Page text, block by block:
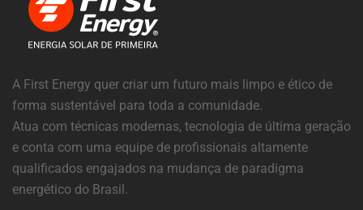
A First Energy quer criar um futuro mais limpo e ético de
forma sustentável para toda a comunidade.
Atua com técnicas modernas, tecnologia de última geração
e conta com uma equipe de profissionais altamente
qualificados engajados na mudança de paradigma
energético do Brasil.